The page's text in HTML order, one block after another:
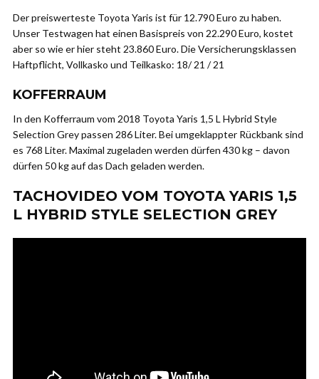
Der preiswerteste Toyota Yaris ist für 12.790 Euro zu haben.
Unser Testwagen hat einen Basispreis von 22.290 Euro, kostet
aber so wie er hier steht 23.860 Euro. Die Versicherungsklassen
Haftpflicht, Vollkasko und Teilkasko: 18/ 21 / 21
KOFFERRAUM
In den Kofferraum vom 2018 Toyota Yaris 1,5 L Hybrid Style
Selection Grey passen 286 Liter. Bei umgeklappter Rückbank sind
es 768 Liter. Maximal zugeladen werden dürfen 430 kg – davon
dürfen 50 kg auf das Dach geladen werden.
TACHOVIDEO VOM TOYOTA YARIS 1,5
L HYBRID STYLE SELECTION GREY